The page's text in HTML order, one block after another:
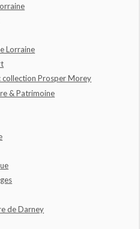
Lorraine
collection Prosper Morey
& Patrimoine
de Darney